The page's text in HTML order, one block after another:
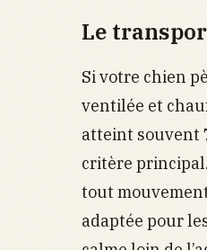
Le
Si votre chien
ventilée et
atteint souvent
critère
tout
adaptée pour